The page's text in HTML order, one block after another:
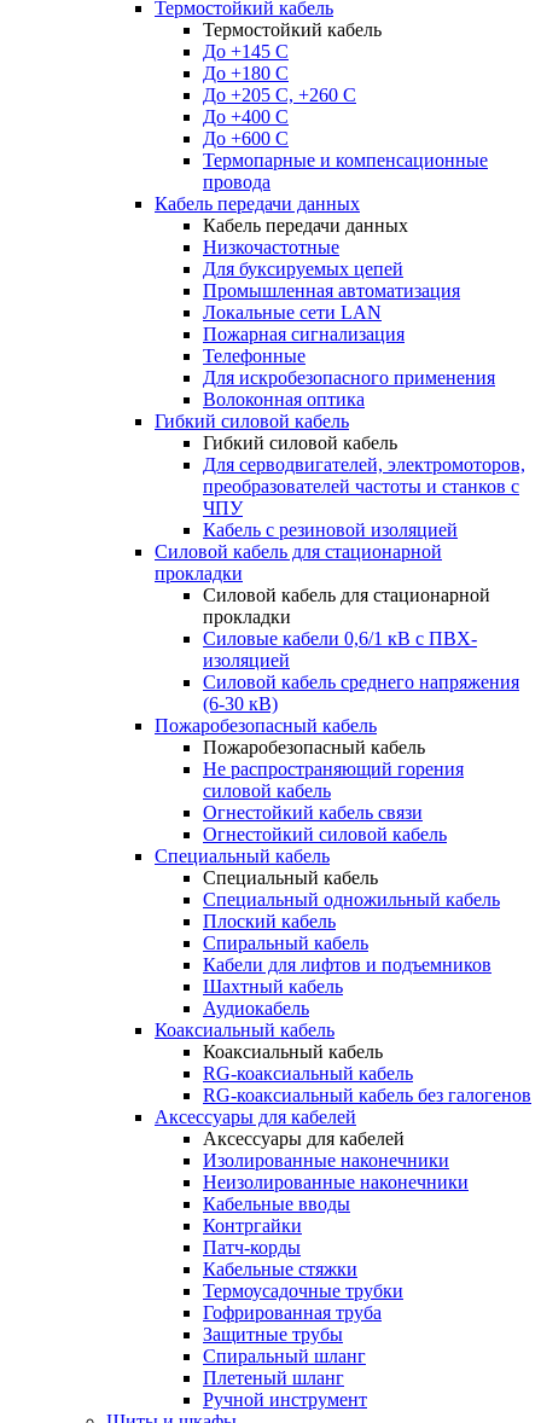
Термостойкий кабель
Термостойкий кабель
До +145 С
До +180 C
До +205 С, +260 С
До +400 C
До +600 С
Термопарные и компенсационные
провода
Кабель передачи данных
Кабель передачи данных
Низкочастотные
Для буксируемых цепей
Промышленная автоматизация
Локальные сети LAN
Пожарная сигнализация
Телефонные
Для искробезопасного применения
Волоконная оптика
Гибкий силовой кабель
Гибкий силовой кабель
Для серводвигателей, электромоторов,
преобразователей частоты и станков с
ЧПУ
Кабель с резиновой изоляцией
Силовой кабель для стационарной
прокладки
Силовой кабель для стационарной
прокладки
Силовые кабели 0,6/1 кВ с ПВХ-
изоляцией
Силовой кабель среднего напряжения
(6-30 кВ)
Пожаробезопасный кабель
Пожаробезопасный кабель
Не распространяющий горения
силовой кабель
Огнестойкий кабель связи
Огнестойкий силовой кабель
Специальный кабель
Специальный кабель
Специальный одножильный кабель
Плоский кабель
Спиральный кабель
Кабели для лифтов и подъемников
Шахтный кабель
Аудиокабель
Коаксиальный кабель
Коаксиальный кабель
RG-коаксиальный кабель
RG-коаксиальный кабель без галогенов
Аксессуары для кабелей
Аксессуары для кабелей
Изолированные наконечники
Неизолированные наконечники
Кабельные вводы
Контргайки
Патч-корды
Кабельные стяжки
Термоусадочные трубки
Гофрированная труба
Защитные трубы
Спиральный шланг
Плетеный шланг
Ручной инструмент